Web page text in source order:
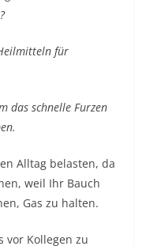
für
das schnelle Furzen
Alltag belasten, da
weil Ihr Bauch
Gas zu halten.
vor Kollegen zu